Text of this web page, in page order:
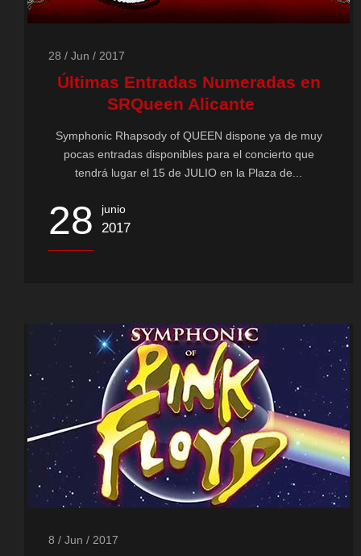
28 / Jun / 2017
Últimas Entradas Numeradas en
SRQueen Alicante
Symphonic Rhapsody of QUEEN dispone ya de muy
pocas entradas disponibles para el concierto que
tendrá lugar el 15 de JULIO en la Plaza de...
28 junio
2017
8 / Jun / 2017